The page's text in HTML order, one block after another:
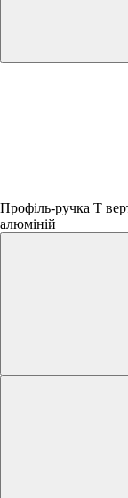
Профіль-ручка T
алюміній